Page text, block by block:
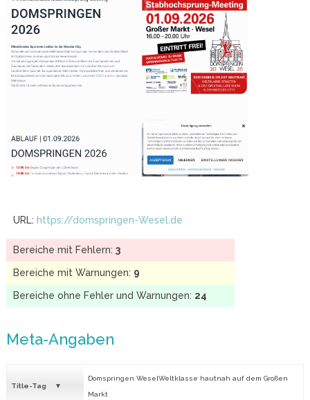
URL: https://domspringen-Wesel.de
Bereiche mit Fehlern: 3
Bereiche mit Warnungen: 9
Bereiche ohne Fehler und Warnungen: 24
Meta-Angaben
Title-Tag
Domspringen WeselWeltklasse hautnah auf dem Großen
Markt